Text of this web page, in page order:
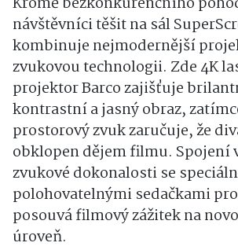
návštěvníci těšit na sál
kombinuje nejmodernější
zvukovou technologii. Zde 4K
projektor Barco zajišťuje
kontrastní a jasný obraz,
prostorový zvuk zaručuje, že
obklopen dějem filmu. Spojení
zvukové dokonalosti se
polohovatelnými sedačkami
posouvá filmový zážitek na
úroveň.